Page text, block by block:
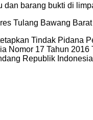
dan barang bukti di
Tulang Bawang
Tindak Pidana
Nomor 17 Tahun
Republik